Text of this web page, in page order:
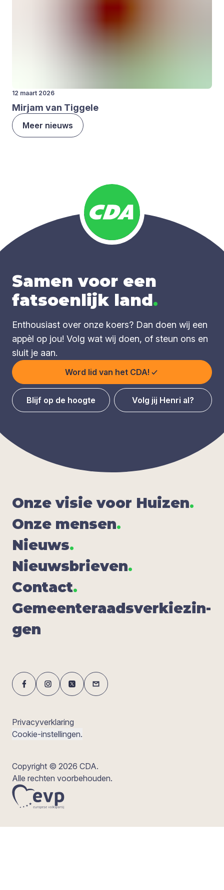
12 maart 2026
Mir­jam van Tig­ge­le
Meer nieuws
Samen voor een
fatsoenlijk land.
Enthousiast over onze koers? Dan doen wij een
appèl op jou! Volg wat wij doen, of steun ons en
sluit je aan.
Word lid van het CDA!
Blijf op de hoogte Volg jij Henri al?
Onze visie voor Hui­zen.
Onze men­sen.
Nieuws.
Nieuws­brie­ven.
Con­tact.
Gemeen­te­raads­ver­kie­zin­
gen
Privacyverklaring
Cookie-instellingen.
Copyright © 2026 CDA.
Alle rechten voorbehouden.